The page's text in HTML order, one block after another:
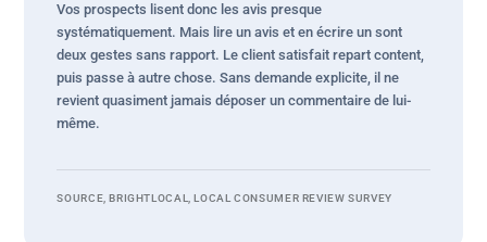
Vos prospects lisent donc les avis presque
systématiquement. Mais lire un avis et en écrire un sont
deux gestes sans rapport. Le client satisfait repart content,
puis passe à autre chose. Sans demande explicite, il ne
revient quasiment jamais déposer un commentaire de lui-
même.
SOURCE, BRIGHTLOCAL, LOCAL CONSUMER REVIEW SURVEY